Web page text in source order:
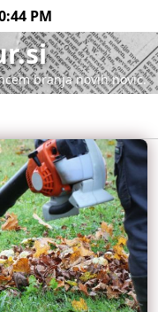
PM
branja novih novic.